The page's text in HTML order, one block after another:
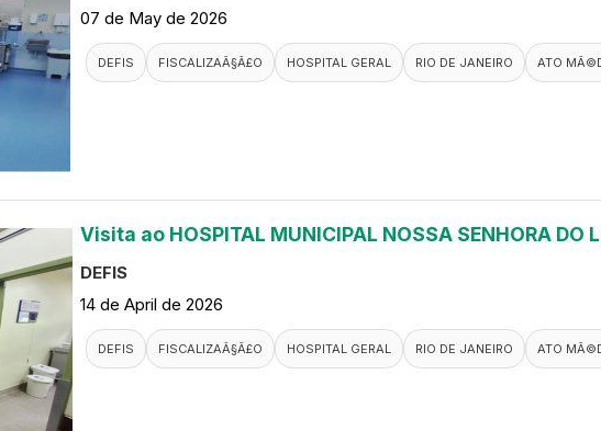
07 de May de 2026
DEFIS FISCALIZAÃ§Ã£O HOSPITAL GERAL RIO DE JANEIRO ATO
Visita ao HOSPITAL MUNICIPAL NOSSA SENHORA DO
DEFIS
14 de April de 2026
DEFIS FISCALIZAÃ§Ã£O HOSPITAL GERAL RIO DE JANEIRO ATO